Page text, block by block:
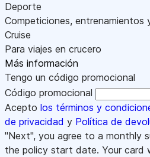
Deporte
Competiciones, entrenamientos
Cruise
Para viajes en crucero
Más información
Tengo un código promocional
Código promocional
Acepto los términos y
de privacidad y Política de
"Next", you agree to a monthly
the policy start date. Your card